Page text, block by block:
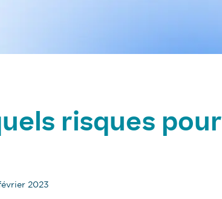
risques pour
2023